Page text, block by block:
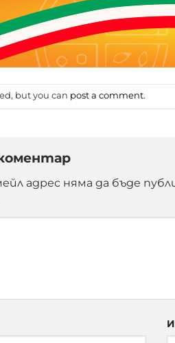
but you can post a comment.
адрес няма да бъде